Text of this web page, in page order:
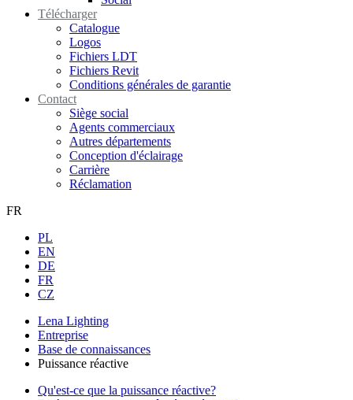
Télécharger
Catalogue
Logos
Fichiers LDT
Fichiers Revit
Conditions générales de garantie
Contact
Siège social
Agents commerciaux
Autres départements
Conception d'éclairage
Carrière
Réclamation
FR
PL
EN
DE
FR
CZ
Lena Lighting
Entreprise
Base de connaissances
Puissance réactive
Qu'est-ce que la puissance réactive?